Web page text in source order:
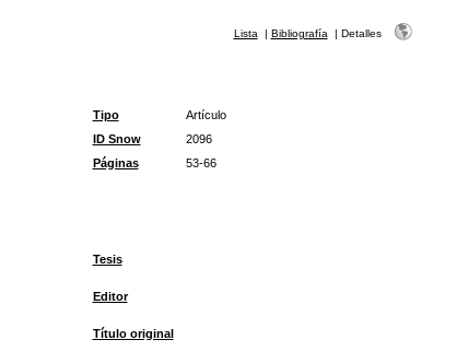
Lista | Bibliografía | Detalles
Tipo
Artículo
ID Snow
2096
Páginas
53-66
Tesis
Editor
Título original